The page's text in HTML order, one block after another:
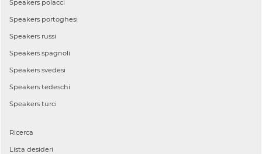
Speakers polacci
Speakers portoghesi
Speakers russi
Speakers spagnoli
Speakers svedesi
Speakers tedeschi
Speakers turci
Ricerca
Lista desideri